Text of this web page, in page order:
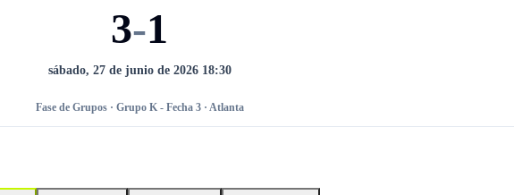
3-1
sábado, 27 de junio de 2026 18:30
Fase de Grupos · Grupo K - Fecha 3 · Atlanta